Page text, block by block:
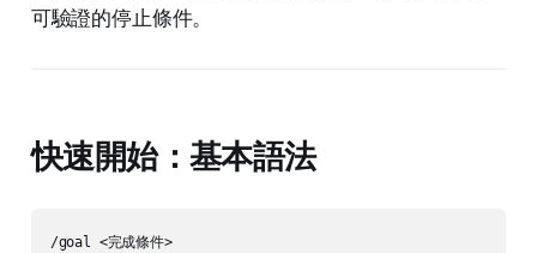
可驗證的停止條件。
快速開始：基本語法
/goal <完成條件>